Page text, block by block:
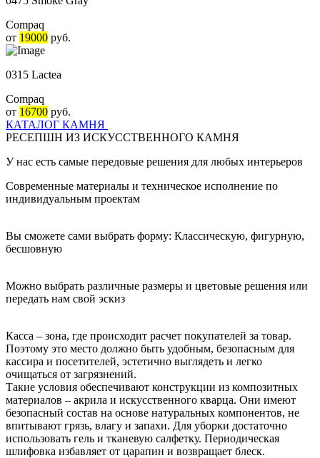
Compaq
от 19000 руб.
0315 Lactea
Compaq
от 16700 руб.
КАТАЛОГ КАМНЯ
РЕСЕПШН ИЗ ИСКУССТВЕННОГО КАМНЯ
У нас есть самые передовые решения для любых интерьеров
Cовременные материалы и техническое исполнение по
индивидуальным проектам
Вы сможете сами выбрать форму: Классическую, фигурную,
бесшовную
Можно выбрать различные размеры и цветовые решения или
передать нам свой эскиз
Касса – зона, где происходит расчет покупателей за товар.
Поэтому это место должно быть удобным, безопасным для
кассира и посетителей, эстетично выглядеть и легко
очищаться от загрязнений.
Такие условия обеспечивают конструкции из композитных
материалов – акрила и искусственного кварца. Они имеют
безопасный состав на основе натуральных компонентов, не
впитывают грязь, влагу и запахи. Для уборки достаточно
использовать гель и тканевую салфетку. Периодическая
шлифовка избавляет от царапин и возвращает блеск.